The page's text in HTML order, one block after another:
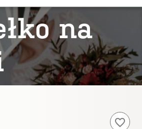
na
favorite_border